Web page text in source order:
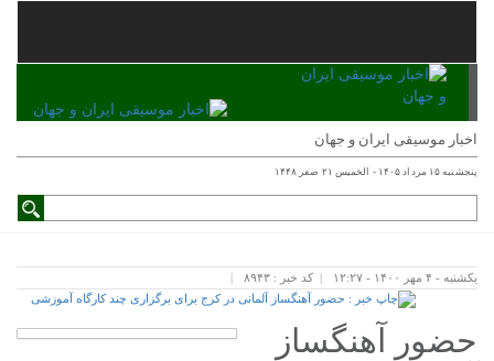
اخبار موسیقی ایران و جهان
پنجشنبه ۱۵ مرداد ۱۴۰۵ - الخميس ۲۱ صفر ۱۴۴۸
یکشنبه - ۴ مهر ۱۴۰۰ - ۱۲:۲۷ کد خبر : ۸۹۴۳
حضور آهنگساز